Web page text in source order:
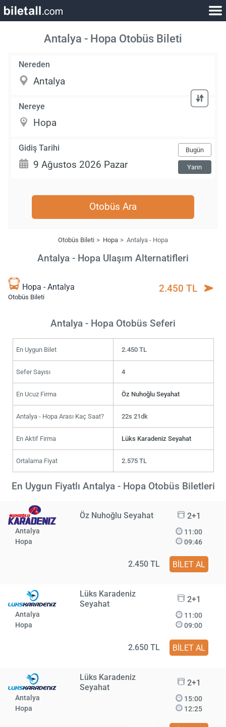
Antalya - Hopa Otobüs Bileti
Nereden
Nereye
Gidiş Tarihi Bugün
Yarın
Otobüs Ara
Otobüs Bileti Hopa Antalya - Hopa
Antalya - Hopa Ulaşım Alternatifleri
Hopa - Antalya
Otobüs Bileti
2.450 TL
Antalya - Hopa Otobüs Seferi
En Uygun Bilet 2.450 TL
Sefer Sayısı 4
En Ucuz Firma Öz Nuhoğlu Seyahat
Antalya - Hopa Arası Kaç Saat? 22s 21dk
En Aktif Firma Lüks Karadeniz Seyahat
Ortalama Fiyat 2.575 TL
En Uygun Fiyatlı Antalya - Hopa Otobüs Biletleri
Öz Nuhoğlu Seyahat 2+1
Antalya
Hopa
11:00
09:46
2.450 TL BİLET AL
Lüks Karadeniz
Seyahat
2+1
Antalya
Hopa
11:00
09:00
2.650 TL BİLET AL
Lüks Karadeniz
Seyahat
2+1
Antalya
Hopa
15:00
12:25